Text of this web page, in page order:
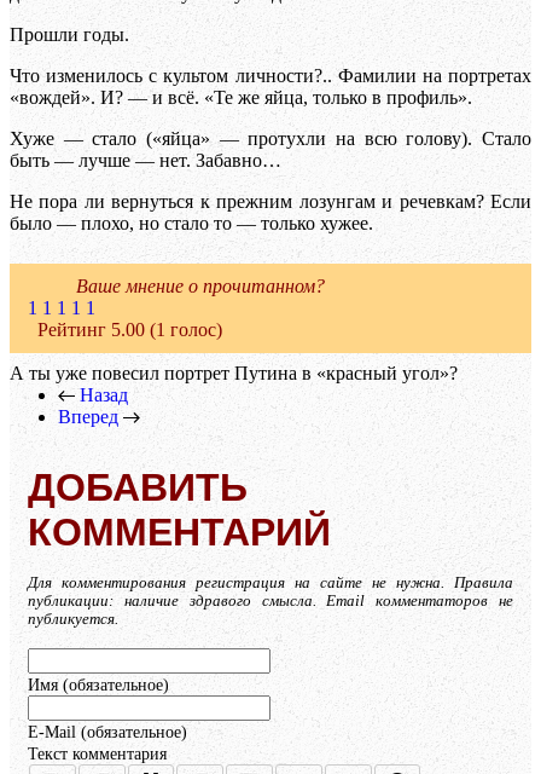
Прошли годы.
Что изменилось с культом личности?.. Фамилии на портретах
«вождей». И? — и всё. «Те же яйца, только в профиль».
Хуже — стало («яйца» — протухли на всю голову). Стало
быть — лучше — нет. Забавно…
Не пора ли вернуться к прежним лозунгам и речевкам? Если
было — плохо, но стало то — только хужее.
Ваше мнение о прочитанном?
1 1 1 1 1
Рейтинг 5.00 (1 голос)
А ты уже повесил портрет Путина в «красный угол»?
Назад
Вперед
ДОБАВИТЬ
КОММЕНТАРИЙ
Для комментирования регистрация на сайте не нужна. Правила
публикации: наличие здравого смысла. Email комментаторов не
публикуется.
Имя (обязательное)
E-Mail (обязательное)
Текст комментария